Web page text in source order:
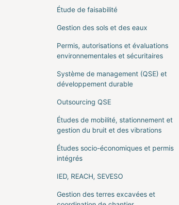
Étude de faisabilité
Gestion des sols et des eaux
Permis, autorisations et évaluations
environnementales et sécuritaires
Système de management (QSE) et
développement durable
Outsourcing QSE
Études de mobilité, stationnement et
gestion du bruit et des vibrations
Études socio-économiques et permis
intégrés
IED, REACH, SEVESO
Gestion des terres excavées et